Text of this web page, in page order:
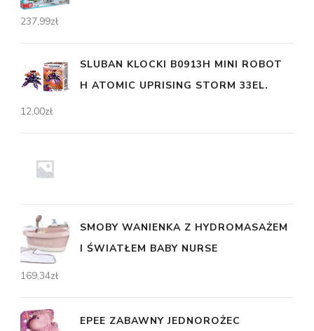
237,99zł
SLUBAN KLOCKI B0913H MINI ROBOT
H ATOMIC UPRISING STORM 33EL.
12,00zł
SMOBY WANIENKA Z HYDROMASAŻEM
I ŚWIATŁEM BABY NURSE
169,34zł
EPEE ZABAWNY JEDNOROŻEC